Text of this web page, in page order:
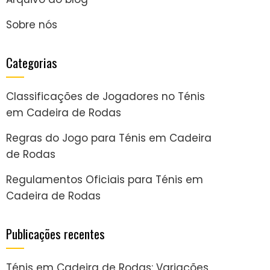
Sobre nós
Categorias
Classificações de Jogadores no Ténis
em Cadeira de Rodas
Regras do Jogo para Ténis em Cadeira
de Rodas
Regulamentos Oficiais para Ténis em
Cadeira de Rodas
Publicações recentes